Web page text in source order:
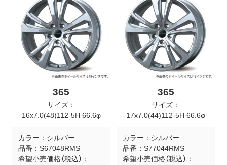
365
サイズ：
16x7.0(48)112-5H 66.6φ
カラー： シルバー
品番： S67048RMS
希望小売価格（税込）：
365
サイズ：
17x7.0(44)112-5H 66.6φ
カラー： シルバー
品番： S77044RMS
希望小売価格（税込）：
く